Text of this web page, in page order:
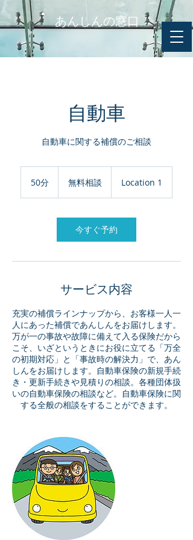
あんしんの窓口
自動車
自動車に関する補償のご相談
50分 無料相談 Location 1
今すぐ予約
サービス内容
充実の補償ラインナップから、お客様一人一
人にあった補償であんしんをお届けします。
万が一の事故や故障に備えて入る保険だから
こそ、いざというときにお役に立てる「万全
の初期対応」と「事故時の解決力」で、あん
しんをお届けします。自動車保険の新規手続
き・更新手続きや見積りの相談。各種団体扱
いの自動車保険の相談など。自動車保険に関
する全般の相談をすることができます。